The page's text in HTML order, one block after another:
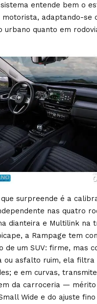
entende bem o
motorista, adaptando-se
urbano quanto em
surpreende é a
nas quatro
dianteira e Multilink na
a Rampage tem
de um SUV: firme, mas
ou asfalto ruim, ela filtra
e em curvas,
da carroceria — mérito
Wide e do ajuste